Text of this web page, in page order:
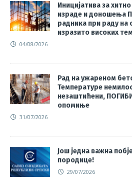
Иницијатива за
израде и доношења
радника при раду на
изразито високих
04/08/2026
Рад на ужареном
Температуре
незаштићени,
опомиње
31/07/2026
Још једна важна
породице!
29/07/2026